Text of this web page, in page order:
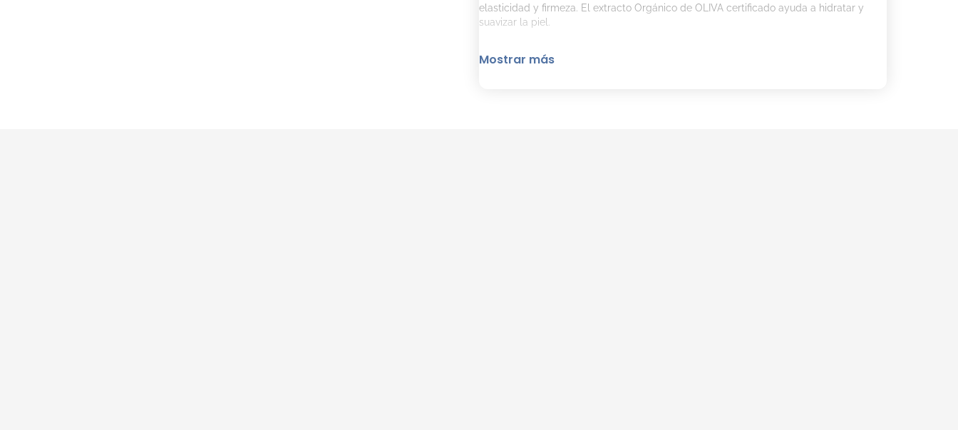
elasticidad y firmeza. El extracto Orgánico de OLIVA certificado ayuda a hidratar y
suavizar la piel.
Mostrar más